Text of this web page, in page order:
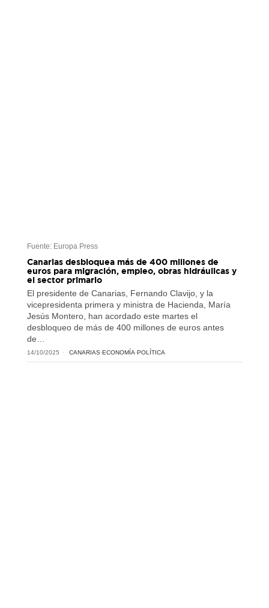
Fuente: Europa Press
Canarias desbloquea más de 400 millones de
euros para migración, empleo, obras hidráulicas y
el sector primario
El presidente de Canarias, Fernando Clavijo, y la
vicepresidenta primera y ministra de Hacienda, María
Jesús Montero, han acordado este martes el
desbloqueo de más de 400 millones de euros antes
de…
14/10/2025 CANARIAS·ECONOMÍA·POLÍTICA